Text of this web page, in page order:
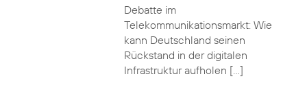
Debatte im
Telekommunikationsmarkt: Wie
kann Deutschland seinen
Rückstand in der digitalen
Infrastruktur aufholen […]